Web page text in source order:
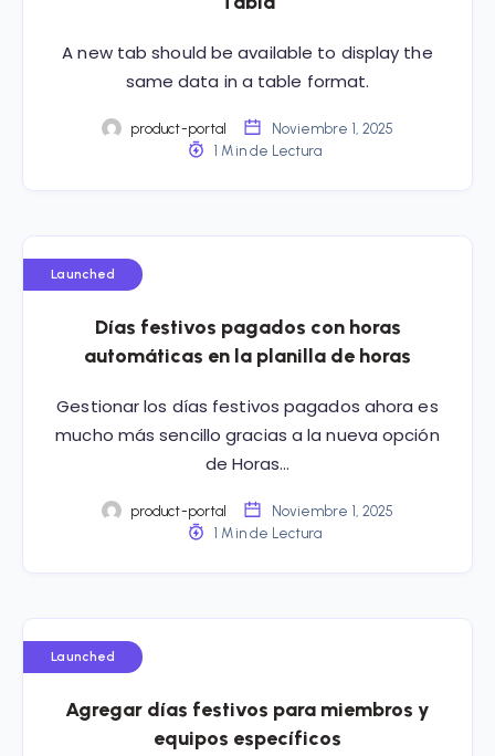
A new tab should be available to display the
same data in a table format.
product-portal
Noviembre 1, 2025
1 Min de Lectura
Launched
Días festivos pagados con horas
automáticas en la planilla de horas
Gestionar los días festivos pagados ahora es
mucho más sencillo gracias a la nueva opción
de Horas…
product-portal
Noviembre 1, 2025
1 Min de Lectura
Launched
Agregar días festivos para miembros y
equipos específicos